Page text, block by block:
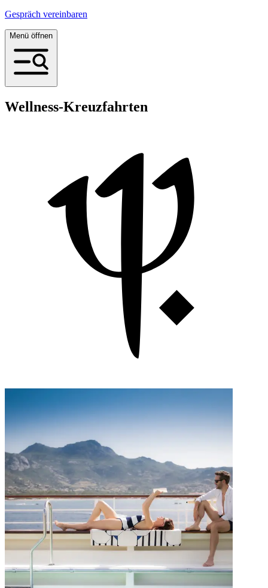
Gespräch vereinbaren
Menü öffnen
Wellness-Kreuzfahrten